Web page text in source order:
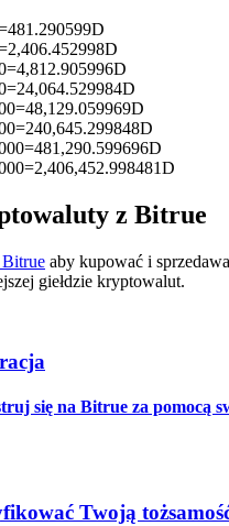
Data, w tym informacje
481.290599D
2,406.452998D
=4,812.905996D
=24,064.529984D
=48,129.059969D
=240,645.299848D
=481,290.599696D
=2,406,452.998481D
z Bitrue
aby kupować i
giełdzie kryptowalut.
się na Bitrue za pomocą
Twoją